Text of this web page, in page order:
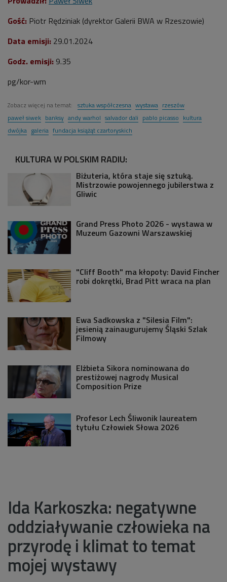
Gość: Piotr Rędziniak (dyrektor Galerii BWA w Rzeszowie)
Data emisji: 29.01.2024
Godz. emisji: 9.35
pg/kor-wm
Zobacz więcej na temat: sztuka współczesna wystawa rzeszów
paweł siwek banksy andy warhol salvador dali pablo picasso kultura
dwójka galeria fundacja książąt czartoryskich
KULTURA W POLSKIM RADIU:
Biżuteria, która staje się sztuką.
Mistrzowie powojennego jubilerstwa z
Gliwic
Grand Press Photo 2026 - wystawa w
Muzeum Gazowni Warszawskiej
"Cliff Booth" ma kłopoty: David Fincher
robi dokrętki, Brad Pitt wraca na plan
Ewa Sadkowska z "Silesia Film":
jesienią zainaugurujemy Śląski Szlak
Filmowy
Elżbieta Sikora nominowana do
prestiżowej nagrody Musical
Composition Prize
Profesor Lech Śliwonik laureatem
tytułu Człowiek Słowa 2026
Ida Karkoszka: negatywne
oddziaływanie człowieka na
przyrodę i klimat to temat
mojej wystawy